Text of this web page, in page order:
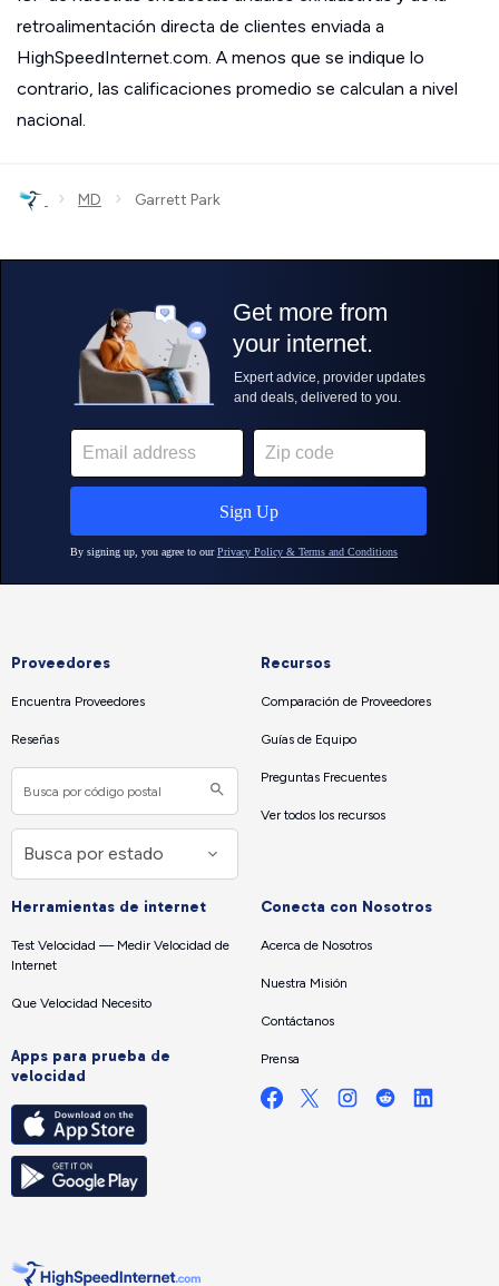
retroalimentación directa de clientes enviada a
HighSpeedInternet.com. A menos que se indique lo
contrario, las calificaciones promedio se calculan a nivel
nacional.
› MD › Garrett Park
Proveedores
Encuentra Proveedores
Reseñas
Recursos
Comparación de Proveedores
Guías de Equipo
Preguntas Frecuentes
Ver todos los recursos
Herramientas de internet
Test Velocidad — Medir Velocidad de
Internet
Que Velocidad Necesito
Apps para prueba de
velocidad
Conecta con Nosotros
Acerca de Nosotros
Nuestra Misión
Contáctanos
Prensa